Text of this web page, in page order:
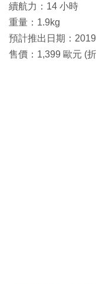
續航力：14 小時
重量：1.9kg
預計推出日期：2019
售價：1,399 歐元 (